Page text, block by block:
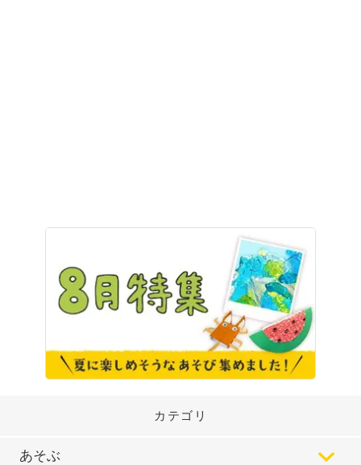
カテゴリ
あそぶ